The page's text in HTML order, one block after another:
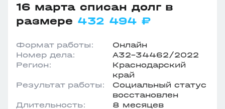
16 марта списан долг в
размере 432 494 ₽
Формат работы:
Онлайн
Номер дела:
А32-34462/2022
Регион:
Краснодарский
край
Результат работы:
Социальный статус
восстановлен
Длительность:
8 месяцев